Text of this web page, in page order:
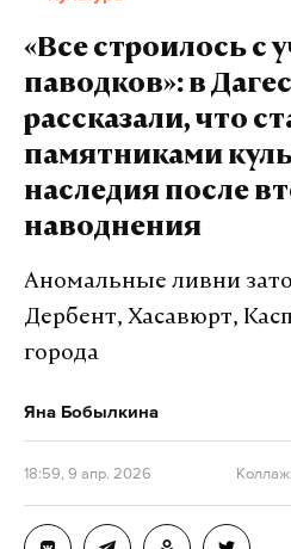
«Все строилось с
паводков»: в
рассказали, что
памятниками
наследия после
наводнения
Аномальные ливни
Дербент, Хасавюрт,
города
Яна Бобылкина
18:59, 9 апр. 2026